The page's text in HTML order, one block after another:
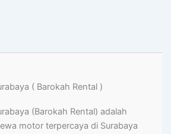
( Barokah Rental )
(Barokah Rental) adalah
motor terpercaya di Surabaya